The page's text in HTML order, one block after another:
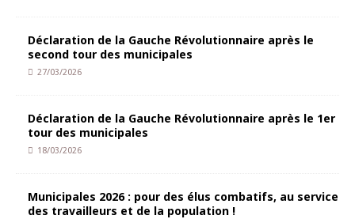
Déclaration de la Gauche Révolutionnaire après le
second tour des municipales
27/03/2026
Déclaration de la Gauche Révolutionnaire après le 1er
tour des municipales
18/03/2026
Municipales 2026 : pour des élus combatifs, au service
des travailleurs et de la population !